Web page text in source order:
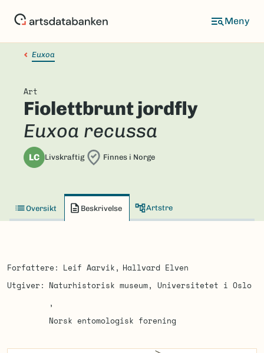
Euxoa
Art
Fiolettbrunt jordfly
Euxoa recussa
LC Livskraftig Finnes i Norge
Oversikt Beskrivelse Artstre
Forfattere Leif Aarvik
Hallvard Elven
Utgiver
Naturhistorisk museum, Universitetet i Oslo
Norsk entomologisk forening